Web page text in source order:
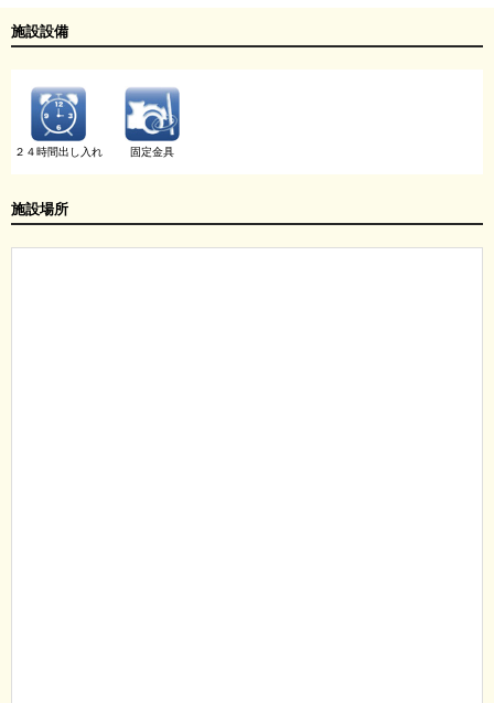
施設設備
２４時間出し入れ 固定金具
施設場所